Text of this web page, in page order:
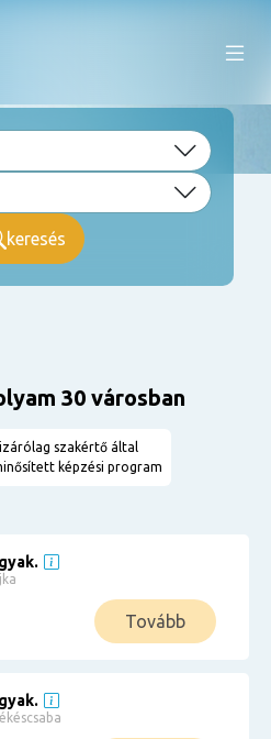
keresés
30 városban
szakértő által
képzési program
Tovább